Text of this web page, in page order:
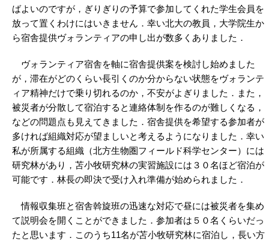
ばよいのですが，ぎりぎりの予算で参加してくれた学生会員を
放って置くわけにはいきません．幸い北大の教員，大学院生か
ら宿舎提供ヴォランティアの申し出が数多くありました．
ヴォランティア宿舎を軸に宿舎提供案を検討し始めました
が，滞在がどのくらい長引くのか分からない状態をヴォランテ
ィア精神だけで乗り切れるのか，不安がよぎりました．また，
被災者が分散して宿泊すると連絡体制を作るのが難しくなる，
などの問題点も見えてきました．宿舎提供を希望する参加者が
多ければ組織対応が望ましいと考えるようになりました．幸い
私が所属する組織（北方生物圏フィールド科学センター）には
研究林があり，苫小牧研究林の実習施設には３０名ほど宿泊が
可能です．林長の即決で受け入れ準備が始められました．
情報収集班と宿舎斡旋班の迅速な対応で昼には被災者を集め
て説明会を開くことができました．参加者は５０名くらいだっ
たと思います．このうち11名が苫小牧研究林に宿泊し，長い方